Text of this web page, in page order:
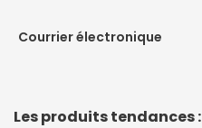
Courrier électronique
Les produits tendances :